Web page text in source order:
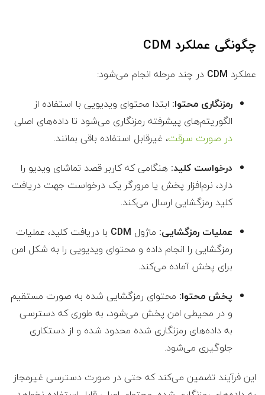
چگونگی عملکرد CDM
عملکرد CDM در چند مرحله انجام می‌شود:
رمزنگاری محتوا: ابتدا محتوای ویدیویی با استفاده از
الگوریتم‌های پیشرفته رمزنگاری می‌شود تا داده‌های اصلی
در صورت سرقت، غیرقابل استفاده باقی بمانند.
درخواست کلید: هنگامی که کاربر قصد تماشای ویدیو را
دارد، نرم‌افزار پخش یا مرورگر یک درخواست جهت دریافت
کلید رمزگشایی ارسال می‌کند.
عملیات رمزگشایی: ماژول CDM با دریافت کلید، عملیات
رمزگشایی را انجام داده و محتوای ویدیویی را به شکل امن
برای پخش آماده می‌کند.
پخش محتوا: محتوای رمزگشایی شده به صورت مستقیم
و در محیطی امن پخش می‌شود، به طوری که دسترسی
به داده‌های رمزنگاری شده محدود شده و از دستکاری
جلوگیری می‌شود.
این فرآیند تضمین می‌کند که حتی در صورت دسترسی غیرمجاز